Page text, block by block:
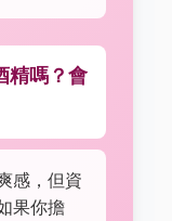
精嗎？會
感，但資
果你擔